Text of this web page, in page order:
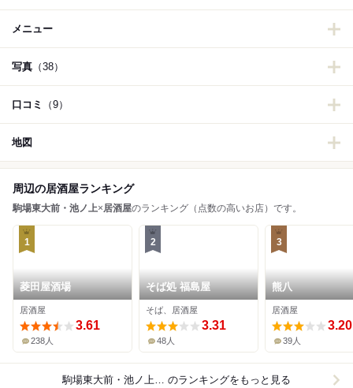
メニュー
写真 （38）
口コミ （9）
地図
周辺の居酒屋ランキング
駒場東大前・池ノ上×居酒屋のランキング（点数の高いお店）です。
1
菱田屋酒場
居酒屋
3.61
238人
2
そば処 福島屋
そば、居酒屋
3.31
48人
3
熊八
居酒屋
3.20
39人
駒場東大前・池ノ上×居酒屋 のランキングをもっと見る